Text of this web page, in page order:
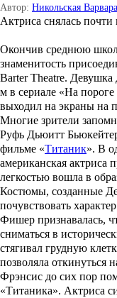
Автор: Никольская Варвара
Актриса снялась почти
Окончив среднюю
знаменитость
Barter Theatre. Девушка
м в сериале «На
выходил на экраны на
Многие зрители
Руфь Дьюитт
фильме «Титаник». В
американская актриса
легкостью вошла в
Костюмы, созданные
почувствовать
Фишер признавалась,
сниматься в
стягивал грудную
позволяла откинуться
Фрэнсис до сих пор
«Титаника». Актриса